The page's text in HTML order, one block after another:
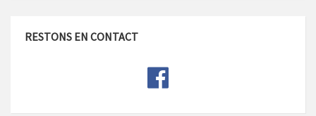
RESTONS EN CONTACT